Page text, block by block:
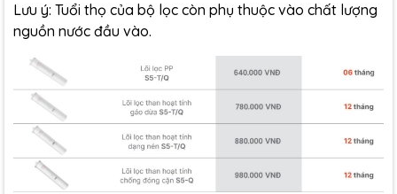
Lưu ý: Tuổi thọ của bộ lọc còn phụ thuộc vào chất lượng
nguồn nước đầu vào.